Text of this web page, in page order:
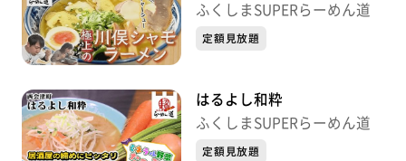
ふくしまSUPERらーめん道
定額見放題
はるよし和粋
ふくしまSUPERらーめん道
定額見放題